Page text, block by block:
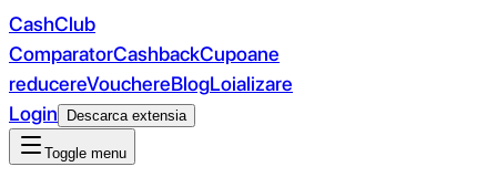
CashClub
ComparatorCashbackCupoane
reducereVouchereBlogLoializare
Login
Descarca extensia
Toggle menu